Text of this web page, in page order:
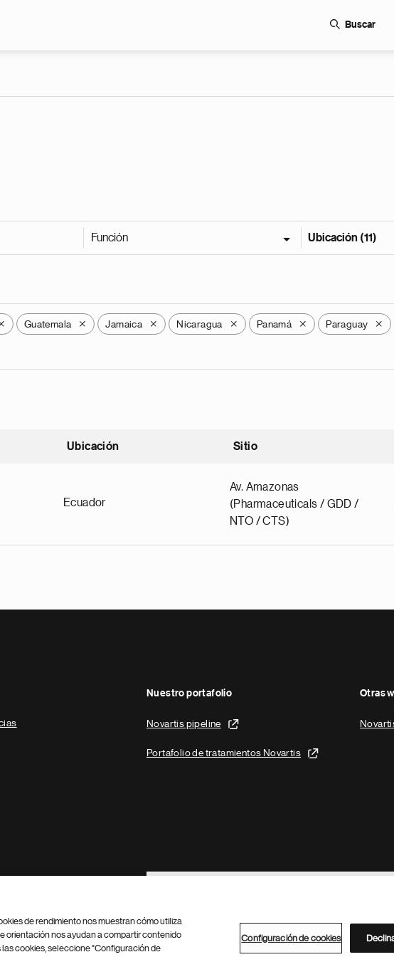
Buscar
Función Ubicación (11)
Guatemala X Jamaica X Nicaragua X Panamá X Paraguay X
Ubicación Sitio
Ecuador
Av. Amazonas
(Pharmaceuticals / GDD /
NTO / CTS)
Nuestro portafolio
Novartis pipeline
Portafolio de tratamientos Novartis
Otras
Footer Site Search
de rendimiento nos muestran cómo utiliza
orientación nos ayudan a compartir contenido
cookies, seleccione "Configuración de
Configuración de cookies